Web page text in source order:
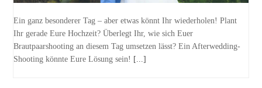
Ein ganz besonderer Tag – aber etwas könnt Ihr wiederholen! Plant
Ihr gerade Eure Hochzeit? Überlegt Ihr, wie sich Euer
Brautpaarshooting an diesem Tag umsetzen lässt? Ein Afterwedding-
Shooting könnte Eure Lösung sein! [...]